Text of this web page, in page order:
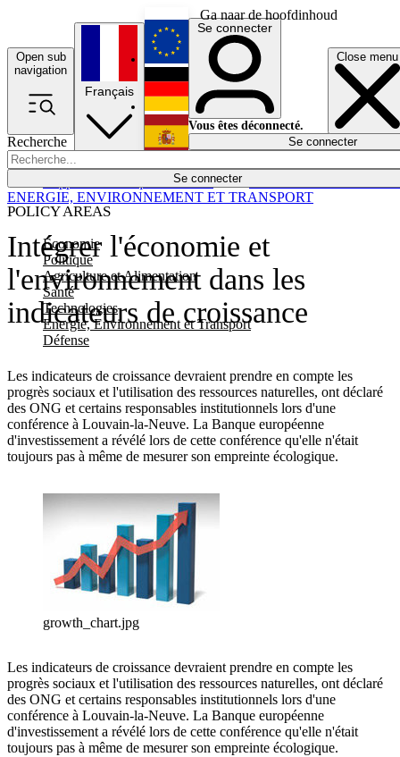
Ga naar de hoofdinhoud
Open sub
navigation
Close menu
Recherche
Se connecter
POLICY AREAS
Economie
Politique
Agriculture et Alimentation
Santé
Technologies
Energie, Environnement et Transport
Défense
Économie
Français
English
Deutsch
Español
Se connecter
Vous êtes déconnecté.
Se connecter
Intégrer l'économie et
l'environnement dans les
indicateurs de croissance
Les indicateurs de croissance devraient prendre en compte les
progrès sociaux et l'utilisation des ressources naturelles, ont déclaré
des ONG et certains responsables institutionnels lors d'une
conférence à Louvain-la-Neuve. La Banque européenne
d'investissement a révélé lors de cette conférence qu'elle n'était
toujours pas à même de mesurer son empreinte écologique.
ENERGIE, ENVIRONNEMENT ET TRANSPORT
growth_chart.jpg
Les indicateurs de croissance devraient prendre en compte les
progrès sociaux et l'utilisation des ressources naturelles, ont déclaré
des ONG et certains responsables institutionnels lors d'une
conférence à Louvain-la-Neuve. La Banque européenne
d'investissement a révélé lors de cette conférence qu'elle n'était
toujours pas à même de mesurer son empreinte écologique.